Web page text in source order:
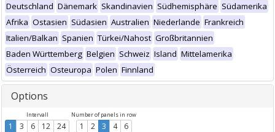
Deutschland Dänemark Skandinavien Südhemisphäre Südamerika
Afrika Ostasien Südasien Australien Niederlande Frankreich
Italien/Balkan Spanien Türkei/Nahost Großbritannien
Baden Württemberg Belgien Schweiz Island Mittelamerika
Österreich Osteuropa Polen Finnland
Options
Intervall
1 3 6 12 24
Number of panels in row
1 2 3 4 6